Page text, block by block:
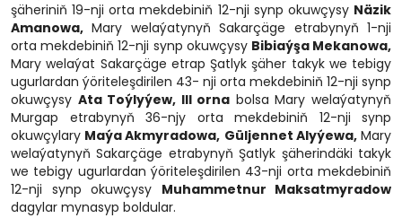
şäheriniň 19-nji orta mekdebiniň 12-nji synp okuwçysy Näzik
Amanowa, Mary welaýatynyň Sakarçäge etrabynyň 1-nji
orta mekdebiniň 12-nji synp okuwçysy Bibiaýşa Mekanowa,
Mary welaýat Sakarçäge etrap Şatlyk şäher takyk we tebigy
ugurlardan ýöriteleşdirilen 43- nji orta mekdebiniň 12-nji synp
okuwçysy Ata Toýlyýew, III orna bolsa Mary welaýatynyň
Murgap etrabynyň 36-njy orta mekdebiniň 12-nji synp
okuwçylary Maýa Akmyradowa, Güljennet Alyýewa,Mary
welaýatynyň Sakarçäge etrabynyň Şatlyk şäherindäki takyk
we tebigy ugurlardan ýöriteleşdirilen 43-nji orta mekdebiniň
12-nji synp okuwçysy Muhammetnur Maksatmyradow
dagylar mynasyp boldular.